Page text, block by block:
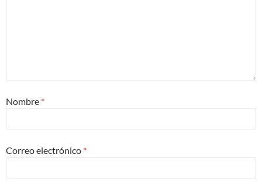
Nombre *
Correo electrónico *